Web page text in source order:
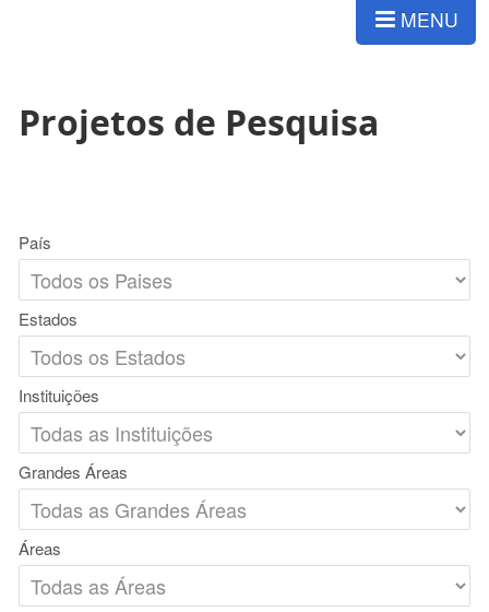
MENU
Projetos de Pesquisa
País
Estados
Instituições
Grandes Áreas
Áreas